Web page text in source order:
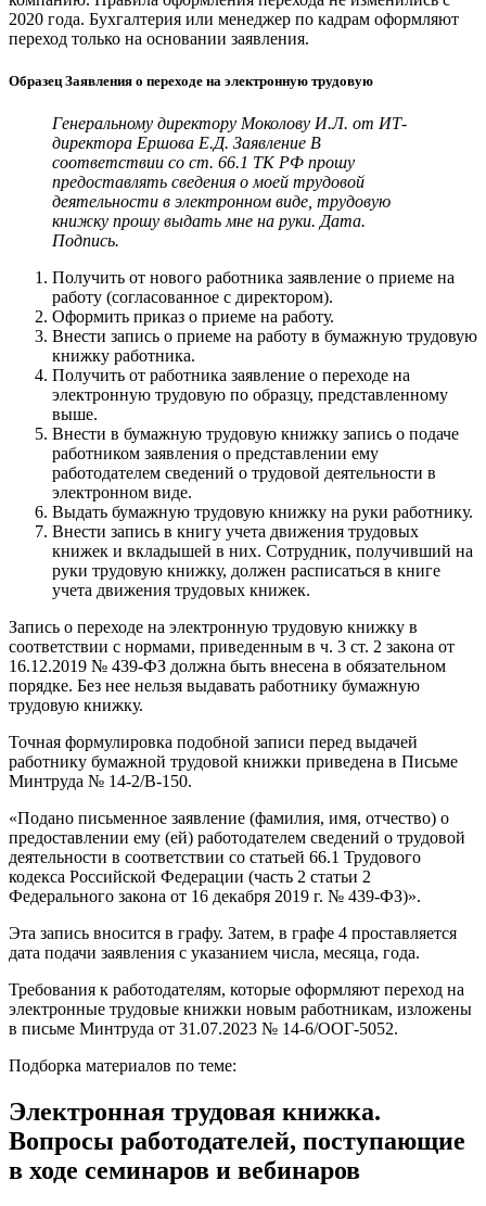
2020 года. Бухгалтерия или менеджер по кадрам оформляют
переход только на основании заявления.
Образец Заявления о переходе на электронную трудовую
Генеральному директору Моколову И.Л. от ИТ-
директора Ершова Е.Д. Заявление В
соответствии со ст. 66.1 ТК РФ прошу
предоставлять сведения о моей трудовой
деятельности в электронном виде, трудовую
книжку прошу выдать мне на руки. Дата.
Подпись.
Получить от нового работника заявление о приеме на
работу (согласованное с директором).
Оформить приказ о приеме на работу.
Внести запись о приеме на работу в бумажную трудовую
книжку работника.
Получить от работника заявление о переходе на
электронную трудовую по образцу, представленному
выше.
Внести в бумажную трудовую книжку запись о подаче
работником заявления о представлении ему
работодателем сведений о трудовой деятельности в
электронном виде.
Выдать бумажную трудовую книжку на руки работнику.
Внести запись в книгу учета движения трудовых
книжек и вкладышей в них. Сотрудник, получивший на
руки трудовую книжку, должен расписаться в книге
учета движения трудовых книжек.
Запись о переходе на электронную трудовую книжку в
соответствии с нормами, приведенным в ч. 3 ст. 2 закона от
16.12.2019 № 439-ФЗ должна быть внесена в обязательном
порядке. Без нее нельзя выдавать работнику бумажную
трудовую книжку.
Точная формулировка подобной записи перед выдачей
работнику бумажной трудовой книжки приведена в Письме
Минтруда № 14-2/В-150.
«Подано письменное заявление (фамилия, имя, отчество) о
предоставлении ему (ей) работодателем сведений о трудовой
деятельности в соответствии со статьей 66.1 Трудового
кодекса Российской Федерации (часть 2 статьи 2
Федерального закона от 16 декабря 2019 г. № 439-ФЗ)».
Эта запись вносится в графу. Затем, в графе 4 проставляется
дата подачи заявления с указанием числа, месяца, года.
Требования к работодателям, которые оформляют переход на
электронные трудовые книжки новым работникам, изложены
в письме Минтруда от 31.07.2023 № 14-6/ООГ-5052.
Подборка материалов по теме:
Электронная трудовая книжка.
Вопросы работодателей, поступающие
в ходе семинаров и вебинаров